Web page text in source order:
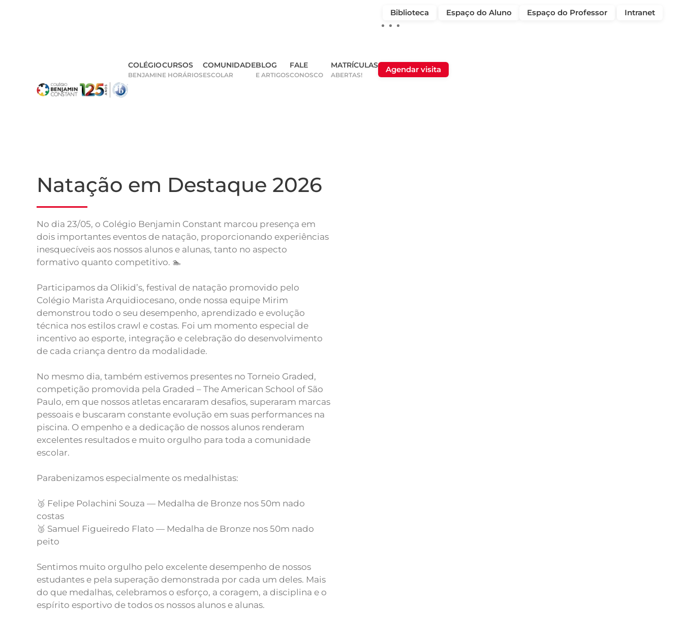
Biblioteca Espaço do Aluno Espaço do Professor Intranet
COLÉGIO
BENJAMIN
CURSOS
E HORÁRIOS
COMUNIDADE
ESCOLAR
BLOG
E ARTIGOS
FALE
CONOSCO
MATRÍCULAS
ABERTAS!
Agendar visita
Natação em Destaque 2026
No dia 23/05, o Colégio Benjamin Constant marcou presença em
dois importantes eventos de natação, proporcionando experiências
inesquecíveis aos nossos alunos e alunas, tanto no aspecto
formativo quanto competitivo. 🏊
Participamos da Olikid’s, festival de natação promovido pelo
Colégio Marista Arquidiocesano, onde nossa equipe Mirim
demonstrou todo o seu desempenho, aprendizado e evolução
técnica nos estilos crawl e costas. Foi um momento especial de
incentivo ao esporte, integração e celebração do desenvolvimento
de cada criança dentro da modalidade.
No mesmo dia, também estivemos presentes no Torneio Graded,
competição promovida pela Graded – The American School of São
Paulo, em que nossos atletas encararam desafios, superaram marcas
pessoais e buscaram constante evolução em suas performances na
piscina. O empenho e a dedicação de nossos alunos renderam
excelentes resultados e muito orgulho para toda a comunidade
escolar.
Parabenizamos especialmente os medalhistas:
🥉 Felipe Polachini Souza — Medalha de Bronze nos 50m nado
costas
🥉 Samuel Figueiredo Flato — Medalha de Bronze nos 50m nado
peito
Sentimos muito orgulho pelo excelente desempenho de nossos
estudantes e pela superação demonstrada por cada um deles. Mais
do que medalhas, celebramos o esforço, a coragem, a disciplina e o
espírito esportivo de todos os nossos alunos e alunas.